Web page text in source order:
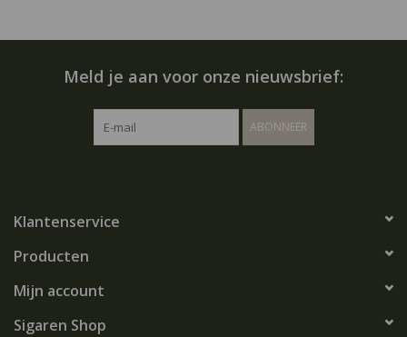
Meld je aan voor onze nieuwsbrief:
ABONNEER
Klantenservice
Producten
Mijn account
Sigaren Shop